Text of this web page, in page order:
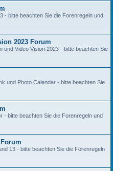
- bitte beachten Sie die Forenregeln und
2023 Forum
und Video Vision 2023 - bitte beachten Sie
und Photo Calendar - bitte beachten Sie
- bitte beachten Sie die Forenregeln und
13 - bitte beachten Sie die Forenregeln